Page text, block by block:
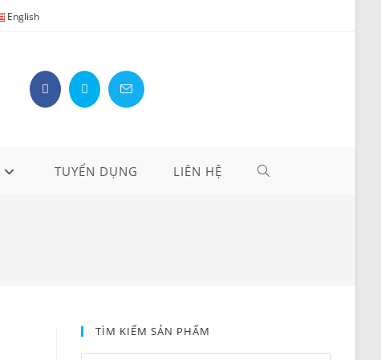
English
TUYỂN DỤNG LIÊN HỆ TOGGLE
TÌM KIẾM SẢN PHẨM